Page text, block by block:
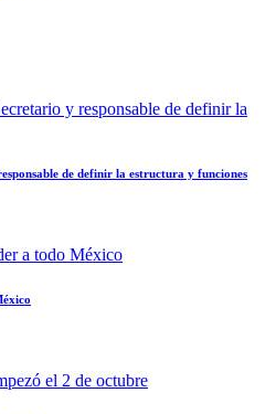
de definir la estructura y funciones